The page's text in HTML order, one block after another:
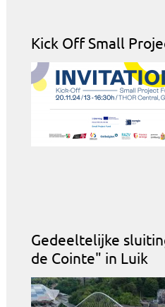
Kick Off Small
Gedeeltelijke
de Cointe" in Luik